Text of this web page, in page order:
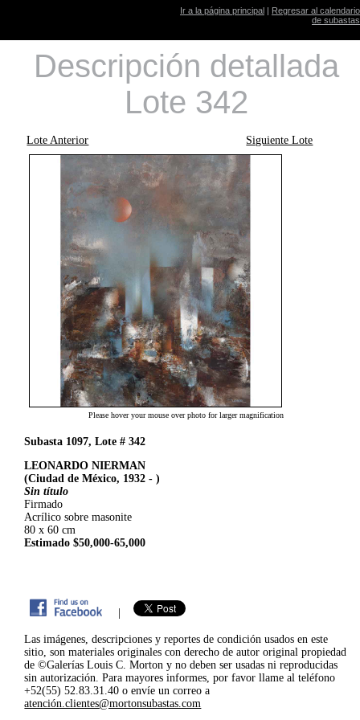
Ir a la página principal | Regresar al calendario
de subastas
Descripción detallada
Lote 342
Lote Anterior Siguiente Lote
Please hover your mouse over photo for larger magnification
Subasta 1097, Lote # 342
LEONARDO NIERMAN
(Ciudad de México, 1932 - )
Sin título
Firmado
Acrílico sobre masonite
80 x 60 cm
Estimado $50,000-65,000
|
Las imágenes, descripciones y reportes de condición usados en este
sitio, son materiales originales con derecho de autor original propiedad
de ©Galerías Louis C. Morton y no deben ser usadas ni reproducidas
sin autorización. Para mayores informes, por favor llame al teléfono
+52(55) 52.83.31.40 o envíe un correo a
atención.clientes@mortonsubastas.com